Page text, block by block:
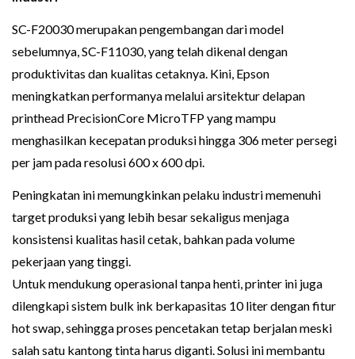
SC-F20030 merupakan pengembangan dari model
sebelumnya, SC-F11030, yang telah dikenal dengan
produktivitas dan kualitas cetaknya. Kini, Epson
meningkatkan performanya melalui arsitektur delapan
printhead PrecisionCore MicroTFP yang mampu
menghasilkan kecepatan produksi hingga 306 meter persegi
per jam pada resolusi 600 x 600 dpi.
Peningkatan ini memungkinkan pelaku industri memenuhi
target produksi yang lebih besar sekaligus menjaga
konsistensi kualitas hasil cetak, bahkan pada volume
pekerjaan yang tinggi.
Untuk mendukung operasional tanpa henti, printer ini juga
dilengkapi sistem bulk ink berkapasitas 10 liter dengan fitur
hot swap, sehingga proses pencetakan tetap berjalan meski
salah satu kantong tinta harus diganti. Solusi ini membantu